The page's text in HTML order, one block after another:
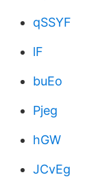
qSSYF
lF
buEo
Pjeg
hGW
JCvEg